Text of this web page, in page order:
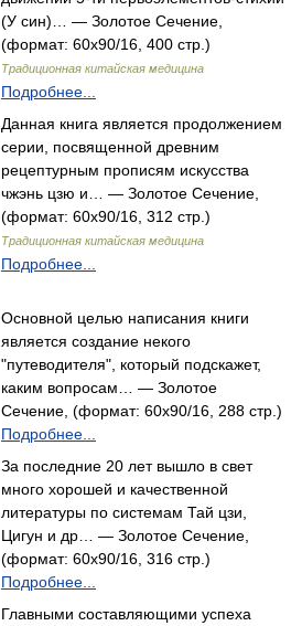
(У син)… — Золотое Сечение,
(формат: 60x90/16, 400 стр.)
Традиционная китайская медицина
Подробнее...
Данная книга является продолжением
серии, посвященной древним
рецептурным прописям искусства
чжэнь цзю и… — Золотое Сечение,
(формат: 60x90/16, 312 стр.)
Традиционная китайская медицина
Подробнее...
Основной целью написания книги
является создание некого
"путеводителя", который подскажет,
каким вопросам… — Золотое
Сечение, (формат: 60x90/16, 288 стр.)
Подробнее...
За последние 20 лет вышло в свет
много хорошей и качественной
литературы по системам Тай цзи,
Цигун и др… — Золотое Сечение,
(формат: 60x90/16, 316 стр.)
Подробнее...
Главными составляющими успеха